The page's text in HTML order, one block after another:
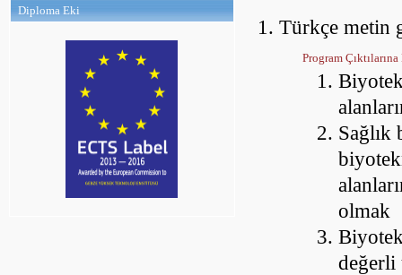
Diploma Eki
Türkçe metin
Program Çıktılarına
olmak
değerli